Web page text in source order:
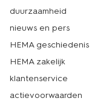
duurzaamheid
nieuws en pers
HEMA geschiedenis
HEMA zakelijk
klantenservice
actievoorwaarden